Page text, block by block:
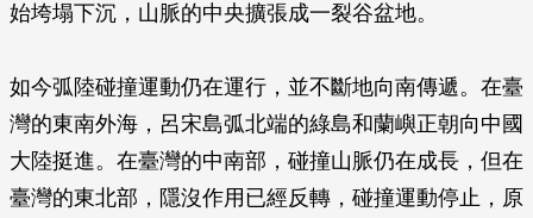
始垮塌下沉，山脈的中央擴張成一裂谷盆地。
如今弧陸碰撞運動仍在運行，並不斷地向南傳遞。在臺
灣的東南外海，呂宋島弧北端的綠島和蘭嶼正朝向中國
大陸挺進。在臺灣的中南部，碰撞山脈仍在成長，但在
臺灣的東北部，隱沒作用已經反轉，碰撞運動停止，原